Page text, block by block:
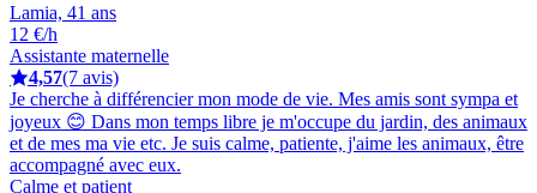
Lamia, 41 ans
12 €/h
Assistante maternelle
4,57(7 avis)
Je cherche à différencier mon mode de vie. Mes amis sont sympa et
joyeux 😊 Dans mon temps libre je m'occupe du jardin, des animaux
et de mes ma vie etc. Je suis calme, patiente, j'aime les animaux, être
accompagné avec eux.
Calme et patient